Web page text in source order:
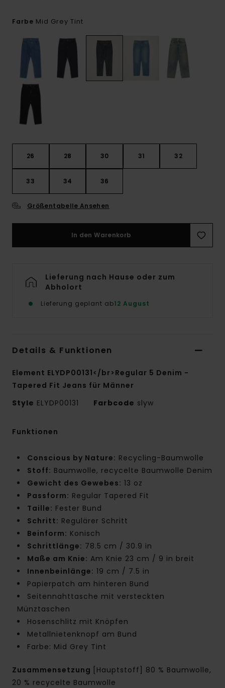
Farbe Mid Grey Tint
26 28 30 31 32
33 34 36
Größentabelle Ansehen
In den Warenkorb
Lieferung nach Hause oder zum
Abholort
Lieferung geplant ab12 August
Details & Funktionen
Element ELYDP00131</br>Regular 5 Denim -
Tapered Fit Jeans für Männer
Style ELYDP00131 Farbcode slyw
Funktionen
Conscious by Nature: Recycling-Baumwolle
Stoff: Baumwolle, recycelte Baumwolle Denim
Gewicht des Gewebes: 13 oz
Passform: Regular Tapered Fit
Taille: Fester Bund
Schritt: Regulärer Schritt
Beinform: Konisch
Schrittlänge: 78.5 cm / 30.9 in
Maße am Knie: Am Knie 23 cm / 9 in breit
Innenbeinlänge: 19 cm / 7.5 in
Papierpatch am hinteren Bund
Seitennahttasche mit versteckten
Münztaschen
Hosenschlitz mit Knöpfen
Metallnietenknopf am Bund
Farbe: Mid Grey Tint
Zusammensetzung [Hauptstoff] 80 % Baumwolle,
20 % recycelte Baumwolle